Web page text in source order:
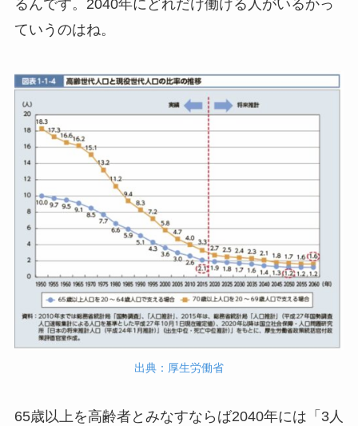
るんです。2040年にどれだけ働ける人がいるかっ
ていうのはね。
出典：厚生労働省
65歳以上を高齢者とみなすならば2040年には「3人